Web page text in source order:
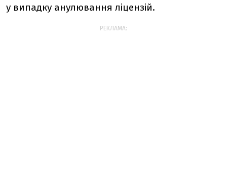
у випадку анулювання ліцензій.
РЕКЛАМА: